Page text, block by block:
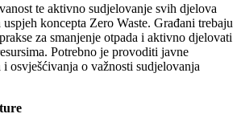
te aktivno sudjelovanje svih djelova
koncepta Zero Waste. Građani trebaju
za smanjenje otpada i aktivno djelovati
Potrebno je provoditi javne
osvješćivanja o važnosti sudjelovanja